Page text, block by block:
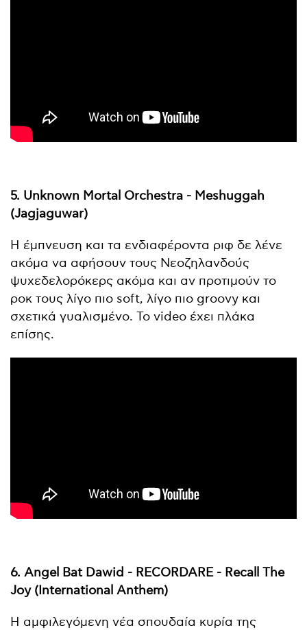
5. Unknown Mortal Orchestra - Meshuggah
(Jagjaguwar)
Η έμπνευση και τα ενδιαφέροντα ριφ δε λένε
ακόμα να αφήσουν τους Νεοζηλανδούς
ψυχεδελορόκερς ακόμα και αν προτιμούν το
ροκ τους λίγο πιο soft, λίγο πιο groovy και
σχετικά γυαλισμένο. Το video έχει πλάκα
επίσης.
6. Angel Bat Dawid - RECORDARE - Recall The
Joy (International Anthem)
Η αμφιλεγόμενη νέα σπουδαία κυρία της